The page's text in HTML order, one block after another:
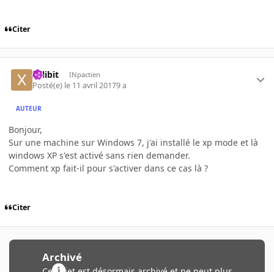
Citer
xillibit INpactien
Posté(e) le 11 avril 20179 a
AUTEUR
Bonjour,
Sur une machine sur Windows 7, j'ai installé le xp mode et là
windows XP s'est activé sans rien demander.
Comment xp fait-il pour s'activer dans ce cas là ?
Citer
Archivé